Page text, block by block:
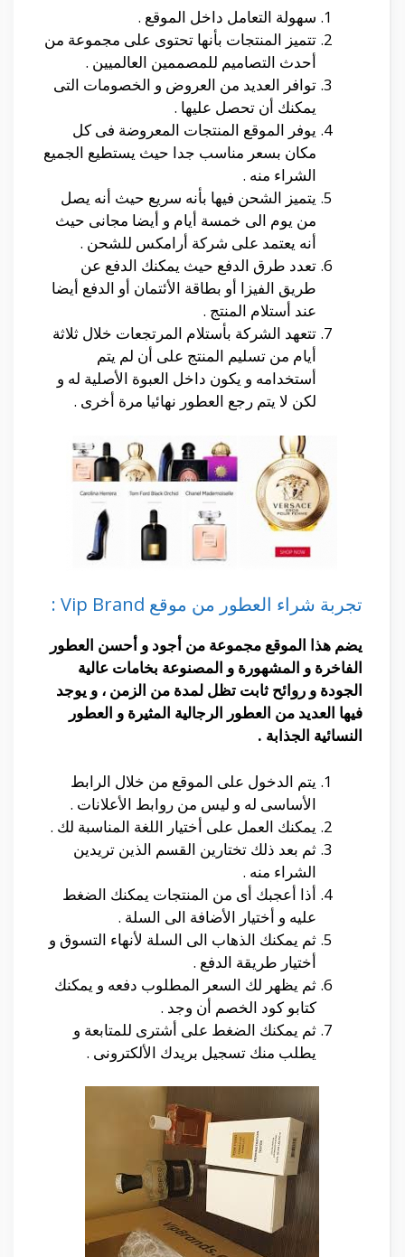
سهولة التعامل داخل الموقع .
تتميز المنتجات بأنها تحتوى على مجموعة من
أحدث التصاميم للمصممين العالميين .
توافر العديد من العروض و الخصومات التى
يمكنك أن تحصل عليها .
يوفر الموقع المنتجات المعروضة فى كل
مكان بسعر مناسب جدا حيث يستطيع الجميع
الشراء منه .
يتميز الشحن فيها بأنه سريع حيث أنه يصل
من يوم الى خمسة أيام و أيضا مجانى حيث
أنه يعتمد على شركة أرامكس للشحن .
تعدد طرق الدفع حيث يمكنك الدفع عن
طريق الفيزا أو بطاقة الأئتمان أو الدفع أيضا
عند أستلام المنتج .
تتعهد الشركة بأستلام المرتجعات خلال ثلاثة
أيام من تسليم المنتج على أن لم يتم
أستخدامه و يكون داخل العبوة الأصلية له و
لكن لا يتم رجع العطور نهائيا مرة أخرى .
تجربة شراء العطور من موقع Vip Brand :
يضم هذا الموقع مجموعة من أجود و أحسن العطور
الفاخرة و المشهورة و المصنوعة بخامات عالية
الجودة و روائح ثابت تظل لمدة من الزمن ، و يوجد
فيها العديد من العطور الرجالية المثيرة و العطور
النسائية الجذابة .
يتم الدخول على الموقع من خلال الرابط
الأساسى له و ليس من روابط الأعلانات .
يمكنك العمل على أختيار اللغة المناسبة لك .
ثم بعد ذلك تختارين القسم الذين تريدين
الشراء منه .
أذا أعجبك أى من المنتجات يمكنك الضغط
عليه و أختيار الأضافة الى السلة .
ثم يمكنك الذهاب الى السلة لأنهاء التسوق و
أختيار طريقة الدفع .
ثم يظهر لك السعر المطلوب دفعه و يمكنك
كتابو كود الخصم أن وجد .
ثم يمكنك الضغط على أشترى للمتابعة و
يطلب منك تسجيل بريدك الألكترونى .